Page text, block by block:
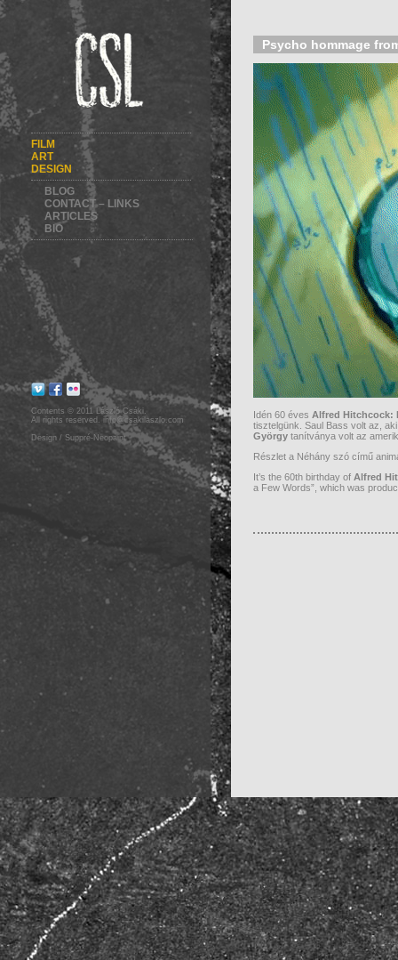
FILM
ART
DESIGN
BLOG
CONTACT – LINKS
ARTICLES
BIO
Contents © 2011 László Csáki.
All rights reserved. info@csakilaszlo.com
Design / Suppré-Neopaint
Psycho hommage
Idén 60 éves Alfred Hitchcock:
tisztelgünk. Saul Bass volt az,
György tanítványa volt az
Részlet a Néhány szó című
It’s the 60th birthday of Alfred
a Few Words”, which was